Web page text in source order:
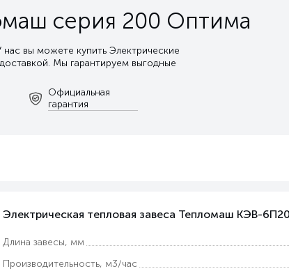
серия 200 Оптима
вы можете купить Электрические
Мы гарантируем выгодные
Официальная
гарантия
Электрическая тепловая завеса Тепломаш КЭВ-
Длина завесы, мм
Производительность, м3/час